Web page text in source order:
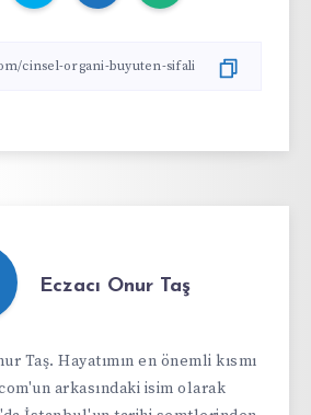
Eczacı Onur Taş
Taş. Hayatımın en önemli kısmı
arkasındaki isim olarak